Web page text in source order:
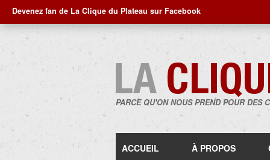
Devenez fan de La Clique du Plateau sur Facebook
PARCE QU'ON NOUS PREND POUR DES
ACCUEIL À PROPOS